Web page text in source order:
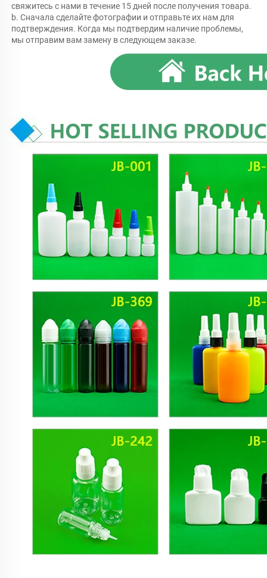
свяжитесь с нами в течение 15 дней после получения товара.
b. Сначала сделайте фотографии и отправьте их нам для
подтверждения. Когда мы подтвердим наличие проблемы,
мы отправим вам замену в следующем заказе.